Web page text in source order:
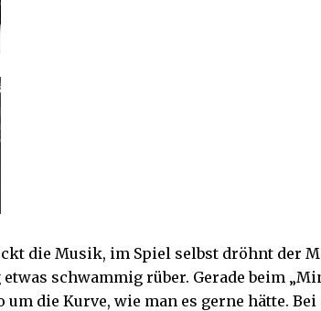
die Musik, im Spiel selbst dröhnt der
schwammig rüber. Gerade beim
um die Kurve, wie man es gerne hätte. Bei